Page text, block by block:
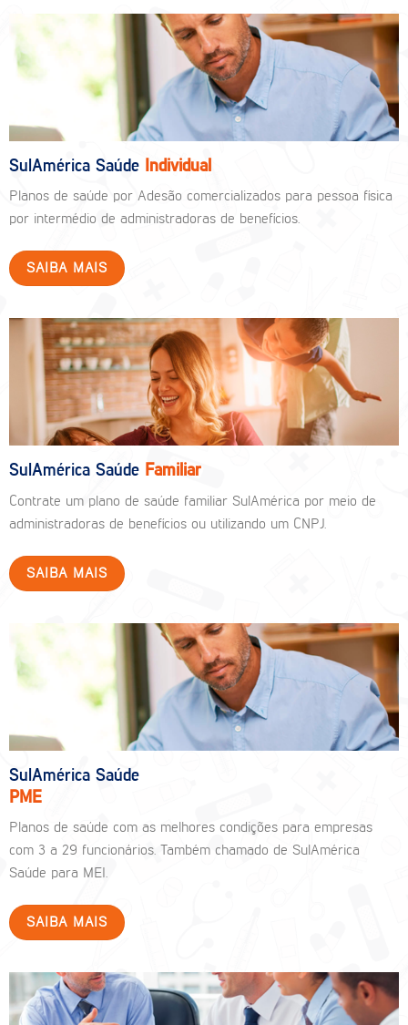
SulAmérica Saúde Individual
Planos de saúde por Adesão comercializados para pessoa física
por intermédio de administradoras de benefícios.
SAIBA MAIS
SulAmérica Saúde Familiar
Contrate um plano de saúde familiar SulAmérica por meio de
administradoras de benefícios ou utilizando um CNPJ.
SAIBA MAIS
SulAmérica Saúde
PME
Planos de saúde com as melhores condições para empresas
com 3 a 29 funcionários. Também chamado de SulAmérica
Saúde para MEI.
SAIBA MAIS